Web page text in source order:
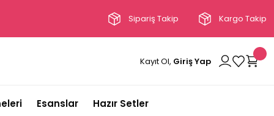
Sipariş Takip Kargo Takip
Kayıt Ol, Giriş Yap
Esanslar Hazır Setler